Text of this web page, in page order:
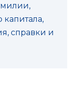
капитала,
справки и